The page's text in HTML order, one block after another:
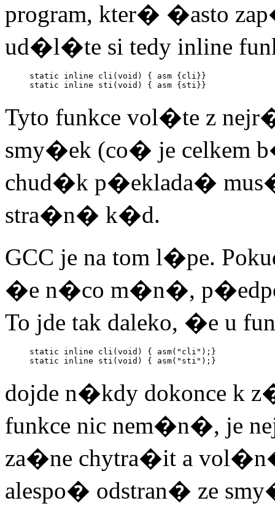
program, kter� �asto
ud�l�te si tedy inline
static inline cli(void) { asm {cli}}
Tyto funkce vol�te z
smy�ek (co� je
chud�k p�eklada�
stra�n� k�d.
GCC je na tom l�pe.
�e n�co m�n�,
To jde tak daleko, �e u
static inline cli(void) { asm("cli");}
dojde n�kdy dokonce
funkce nic nem�n�, je
za�ne chytra�it a
alespo� odstran� ze